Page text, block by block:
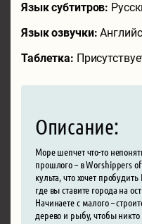
Язык субтитров:
Язык озвучки:
Таблетка:
Описание:
Море шепчет что-то
прошлого – в Worshippers
культа, что хочет
где вы ставите города на
Начинаете с малого –
дерево и рыбу, чтобы